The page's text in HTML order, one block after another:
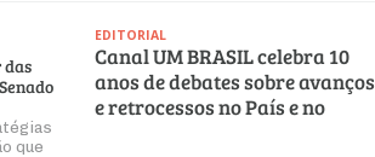
das
que
EDITORIAL
Canal UM BRASIL celebra 10
anos de debates sobre avanços
e retrocessos no País e no